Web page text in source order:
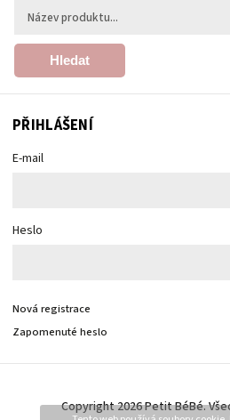
Hledat
PŘIHLÁŠENÍ
E-mail
Heslo
Nová registrace
Zapomenuté heslo
Copyright 2026Petit BéBé.